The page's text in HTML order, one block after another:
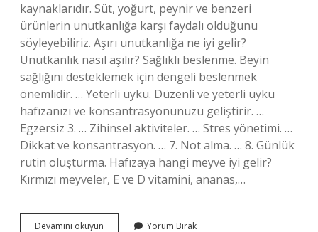
kaynaklarıdır. Süt, yoğurt, peynir ve benzeri
ürünlerin unutkanlığa karşı faydalı olduğunu
söyleyebiliriz. Aşırı unutkanlığa ne iyi gelir?
Unutkanlık nasıl aşılır? Sağlıklı beslenme. Beyin
sağlığını desteklemek için dengeli beslenmek
önemlidir. … Yeterli uyku. Düzenli ve yeterli uyku
hafızanızı ve konsantrasyonunuzu geliştirir. …
Egzersiz 3. … Zihinsel aktiviteler. … Stres yönetimi. …
Dikkat ve konsantrasyon. … 7. Not alma. … 8. Günlük
rutin oluşturma. Hafızaya hangi meyve iyi gelir?
Kırmızı meyveler, E ve D vitamini, ananas,…
Devamını okuyun UnutkanlığaYorum Bırak